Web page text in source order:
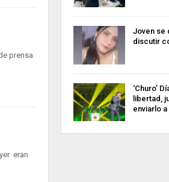
prensa
eran
Joven se
discutir
‘Churo’
libertad,
enviarlo a